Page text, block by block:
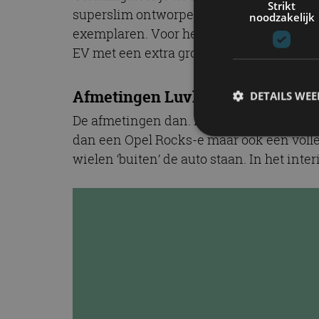
superslim ontworpen zodat ook het
exemplaren. Voor het produceren van
EV met een extra groen eco-randje dus.
Afmetingen Luvly O
De afmetingen dan. De
is 2,7
dan een Opel Rocks-e maar ook een
wielen ‘buiten’ de auto staan. In het
Strikt
noodzakelijk
DETAILS
Strikt noodzakelijke